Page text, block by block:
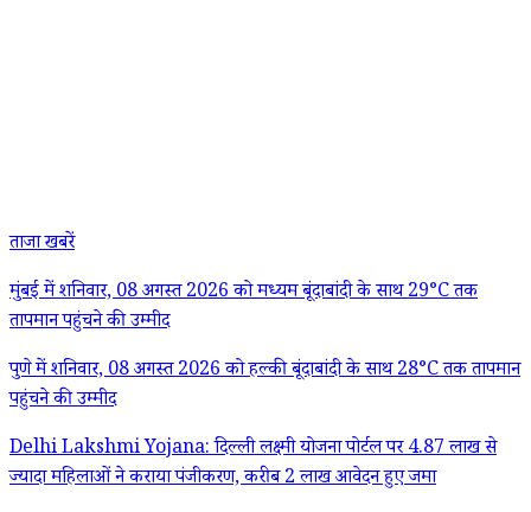
ताजा खबरें
मुंबई में शनिवार, 08 अगस्त 2026 को मध्यम बूंदाबांदी के साथ 29°C तक
तापमान पहुंचने की उम्मीद
पुणे में शनिवार, 08 अगस्त 2026 को हल्की बूंदाबांदी के साथ 28°C तक तापमान
पहुंचने की उम्मीद
Delhi Lakshmi Yojana: दिल्ली लक्ष्मी योजना पोर्टल पर 4.87 लाख से
ज्यादा महिलाओं ने कराया पंजीकरण, करीब 2 लाख आवेदन हुए जमा